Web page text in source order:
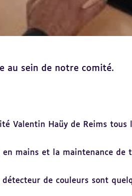
au sein de notre comité.
Valentin Haüy de Reims
mains et la maintenance
de couleurs sont